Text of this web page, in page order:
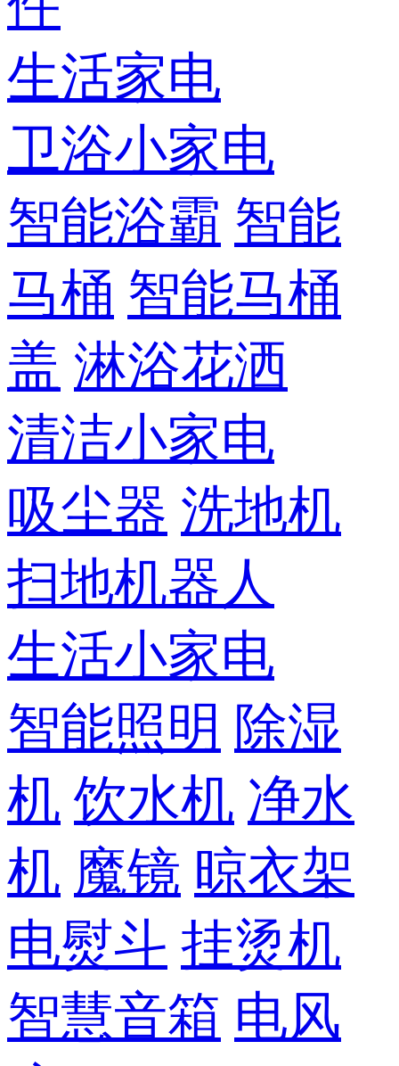
生活家电
卫浴小家电
智能浴霸 智能
马桶 智能马桶
盖 淋浴花洒
清洁小家电
吸尘器 洗地机
扫地机器人
生活小家电
智能照明 除湿
机 饮水机 净水
机 魔镜 晾衣架
电熨斗 挂烫机
智慧音箱 电风